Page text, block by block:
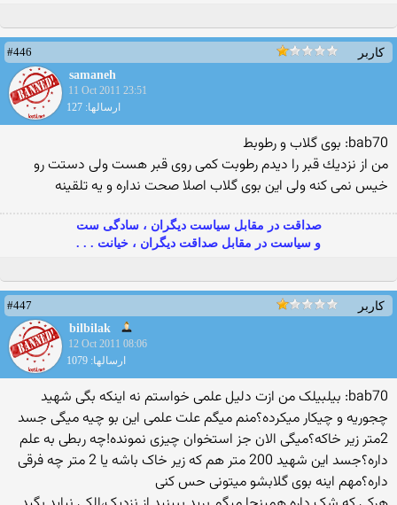
کاربر
#446
samaneh
11 Oct 2011 23:51
ارسالها: 127
bab70: بوی گلاب و رطوبط
من از نزدیك قبر را دیدم رطوبت كمی روی قبر هست ولی دستت رو
خیس نمی كنه ولی این بوی گلاب اصلا صحت نداره و یه تلقینه
صداقت در مقابل سیاست دیگران ، سادگی ست
و سیاست در مقابل صداقت دیگران ، خیانت . . .
کاربر
#447
bilbilak
12 Oct 2011 08:06
ارسالها: 1079
bab70: بیلبیلک من ازت دلیل علمی خواستم نه اینکه بگی شهید
چجوریه و چیکار میکرده؟منم میگم علت علمی این بو چیه میگی جسد
2متر زیر خاکه؟میگی الان جز استخوان چیزی نمونده!چه ربطی به علم
داره؟جسد این شهید 200 متر هم که زیر خاک باشه یا 2 متر چه فرقی
داره؟مهم اینه بوی گلابشو میتونی حس کنی